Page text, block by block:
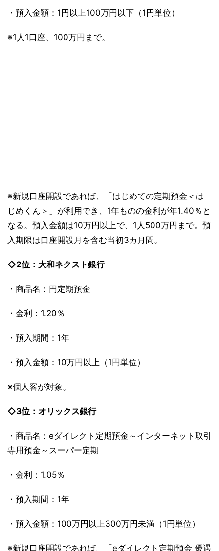
・預入金額：1円以上100万円以下（1円単位）
※1人1口座、100万円まで。
※新規口座開設であれば、「はじめての定期預金＜は
じめくん＞」が利用でき、1年ものの金利が年1.40％と
なる。預入金額は10万円以上で、1人500万円まで。預
入期限は口座開設月を含む当初3カ月間。
◇2位：大和ネクスト銀行
・商品名：円定期預金
・金利：1.20％
・預入期間：1年
・預入金額：10万円以上（1円単位）
※個人客が対象。
◇3位：オリックス銀行
・商品名：eダイレクト定期預金～インターネット取引
専用預金～スーパー定期
・金利：1.05％
・預入期間：1年
・預入金額：100万円以上300万円未満（1円単位）
※新規口座開設であれば、「eダイレクト定期預金 優遇